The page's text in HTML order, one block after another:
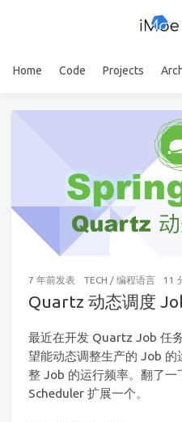
Home Code Projects
7 年前发表 TECH / 编程语言 11
Quartz 动态调度
最近在开发 Quartz Job 任
望能动态调整生产的 Job
整 Job 的运行频率。翻了
Scheduler 扩展一个。